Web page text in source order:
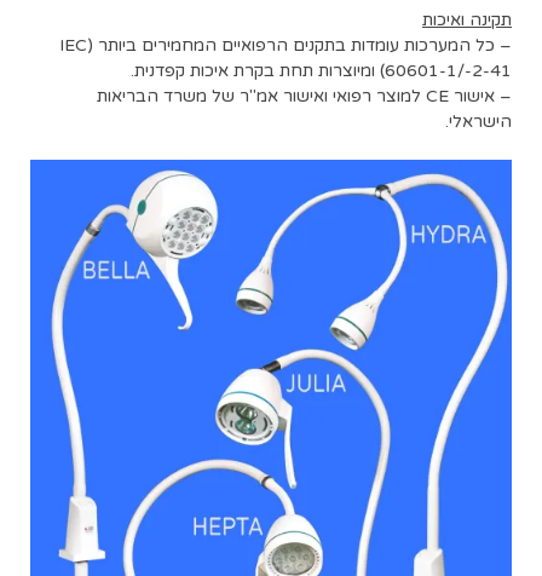
תקינה ואיכות
– כל המערכות עומדות בתקנים הרפואיים המחמירים ביותר (IEC
60601-1/-2-41) ומיוצרות תחת בקרת איכות קפדנית.
– אישור CE למוצר רפואי ואישור אמ"ר של משרד הבריאות
הישראלי.